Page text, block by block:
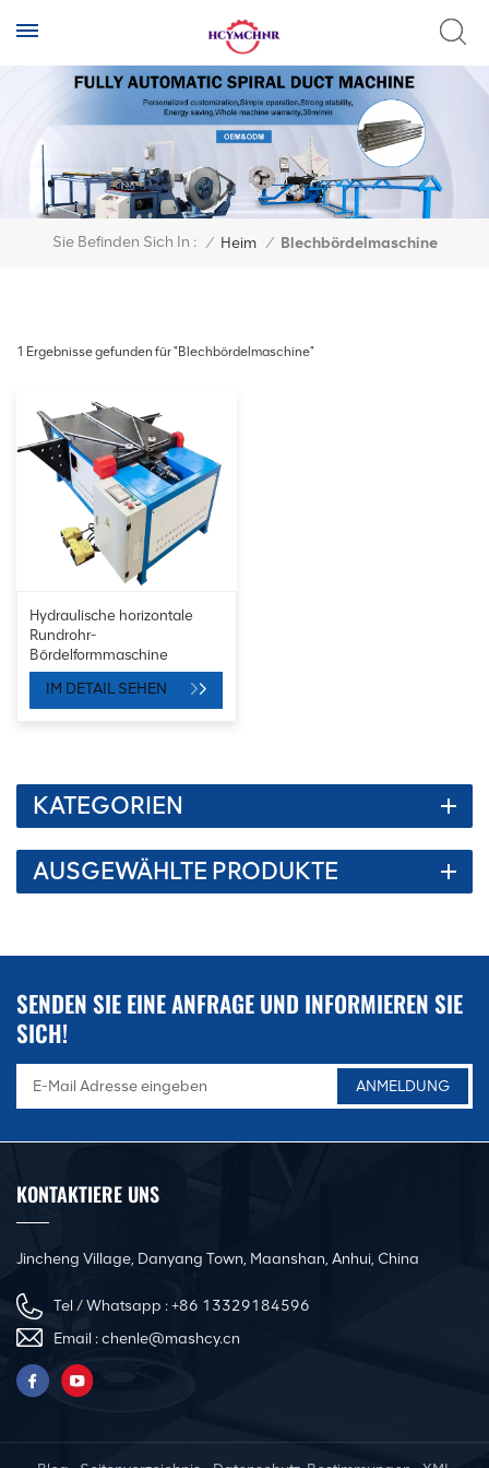
Sie Befinden Sich In : / Heim / Blechbördelmaschine
1 Ergebnisse gefunden für "Blechbördelmaschine"
Hydraulische horizontale
Rundrohr-
Bördelformmaschine
IM DETAIL SEHEN
KATEGORIEN
AUSGEWÄHLTE PRODUKTE
SENDEN SIE EINE ANFRAGE UND INFORMIEREN SIE
SICH!
KONTAKTIERE UNS
Jincheng Village, Danyang Town, Maanshan, Anhui, China
Tel / Whatsapp :+86 13329184596
Email :chenle@mashcy.cn